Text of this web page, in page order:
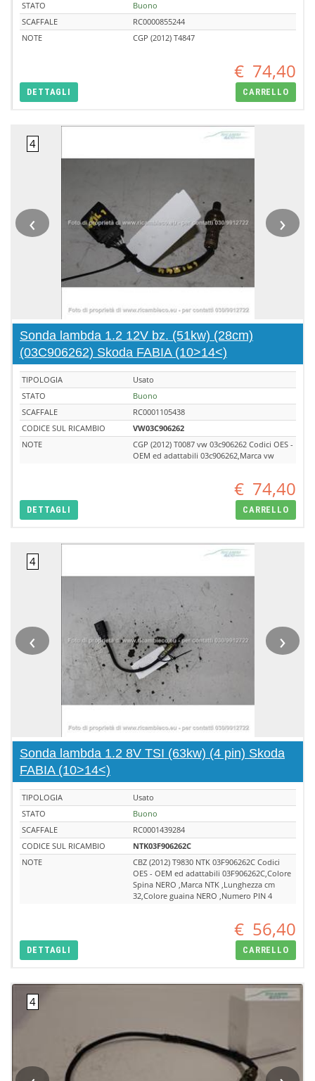
STATO
Buono
SCAFFALE
RC0000855244
NOTE
CGP (2012) T4847
€ 74,40
DETTAGLI CARRELLO
‹ ›
Sonda lambda 1.2 12V bz. (51kw) (28cm)
(03C906262) Skoda FABIA (10>14<)
TIPOLOGIA
Usato
STATO
Buono
SCAFFALE
RC0001105438
CODICE SUL RICAMBIO
VW03C906262
NOTE
CGP (2012) T0087 vw 03c906262 Codici OES -
OEM ed adattabili 03c906262,Marca vw
€ 74,40
DETTAGLI CARRELLO
‹ ›
Sonda lambda 1.2 8V TSI (63kw) (4 pin) Skoda
FABIA (10>14<)
TIPOLOGIA
Usato
STATO
Buono
SCAFFALE
RC0001439284
CODICE SUL RICAMBIO
NTK03F906262C
NOTE
CBZ (2012) T9830 NTK 03F906262C Codici
OES - OEM ed adattabili 03F906262C,Colore
Spina NERO ,Marca NTK ,Lunghezza cm
32,Colore guaina NERO ,Numero PIN 4
€ 56,40
DETTAGLI CARRELLO